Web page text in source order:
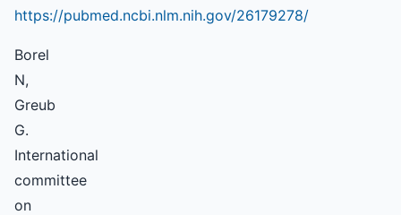
https://pubmed.ncbi.nlm.nih.gov/26179278/
Borel
N,
Greub
G.
International
committee
on